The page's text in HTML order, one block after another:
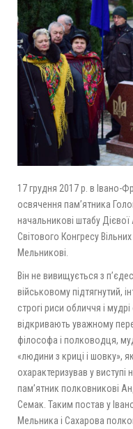
17 грудня 2017 р. в Івано-
освячення пам’ятника
начальникові штабу Дієвої
Світового Конгресу
Мельникові.
Він не вивищується з
військовому підтягнутий,
строгі риси обличчя і
відкривають уважному
філософа і полководця,
«людини з криці і шовку»,
охарактеризував у виступі
пам’ятник полковникові
Семак. Таким постав у
Мельника і Сахарова